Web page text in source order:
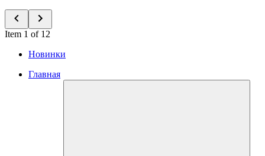
Item 1 of 12
Новинки
Главная